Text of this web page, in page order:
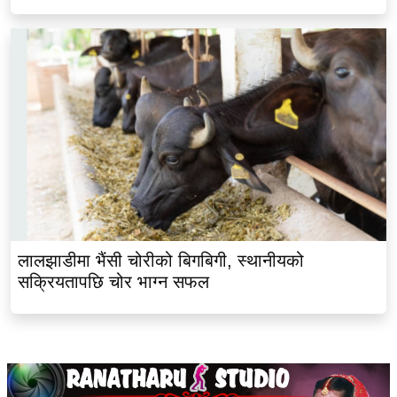
लालझाडीमा भैंसी चोरीको बिगबिगी, स्थानीयको
सक्रियतापछि चोर भाग्न सफल